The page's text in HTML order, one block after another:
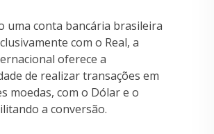
uma conta bancária brasileira
com o Real, a
oferece a
de realizar transações em
moedas, com o Dólar e o
a conversão.